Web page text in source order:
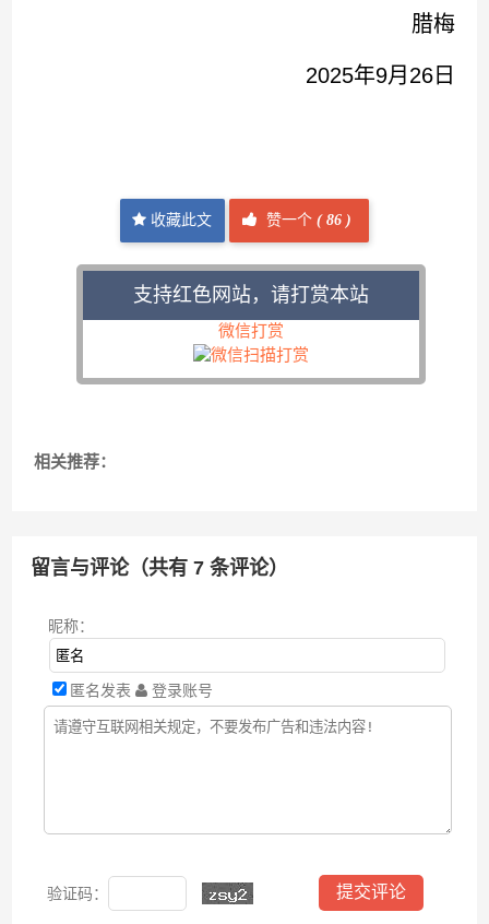
腊梅
2025年9月26日
收藏此文 赞一个( 86 )
支持红色网站，请打赏本站
微信打赏
相关推荐：
留言与评论（共有7 条评论）
昵称：
匿名发表 登录账号
验证码：